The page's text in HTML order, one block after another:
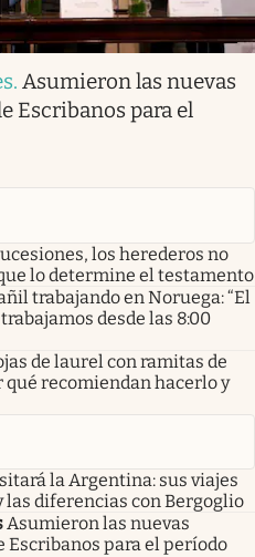
. Asumieron las nuevas
Escribanos para el
los herederos no
lo determine el testamento
trabajando en Noruega: “El
desde las 8:00
de laurel con ramitas de
qué recomiendan hacerlo y
la Argentina: sus viajes
las diferencias con Bergoglio
Asumieron las nuevas
Escribanos para el período